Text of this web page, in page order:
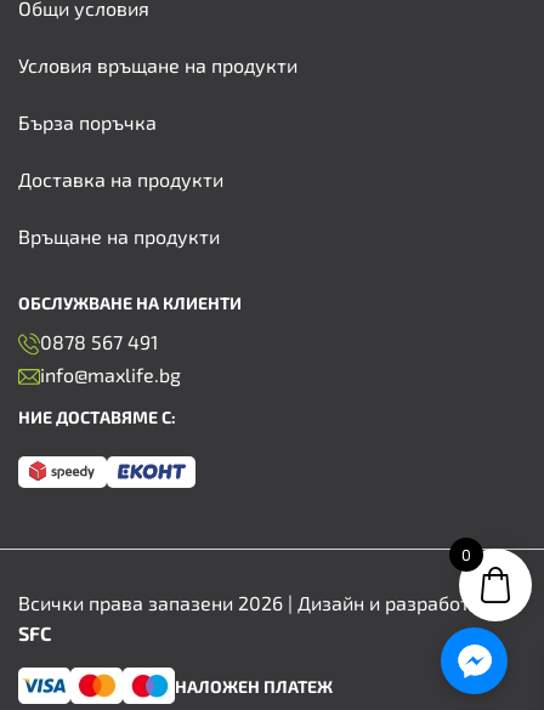
Общи условия
Условия връщане на продукти
Бърза поръчка
Доставка на продукти
Връщане на продукти
ОБСЛУЖВАНЕ НА КЛИЕНТИ
0878 567 491
info@maxlife.bg
НИЕ ДОСТАВЯМЕ С:
Всички права запазени 2026 | Дизайн и разработка от
SFC
НАЛОЖЕН ПЛАТЕЖ
0